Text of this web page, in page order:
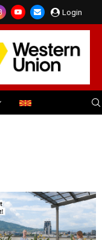
Login